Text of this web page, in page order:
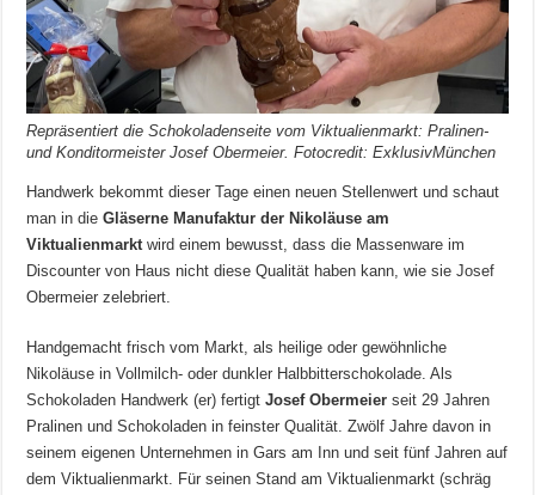
Repräsentiert die Schokoladenseite vom Viktualienmarkt: Pralinen-
und Konditormeister Josef Obermeier. Fotocredit: ExklusivMünchen
Handwerk bekommt dieser Tage einen neuen Stellenwert und schaut
man in dieGläserne Manufaktur der Nikoläuse am
Viktualienmarktwird einem bewusst, dass die Massenware im
Discounter von Haus nicht diese Qualität haben kann, wie sie Josef
Obermeier zelebriert.
Handgemacht frisch vom Markt, als heilige oder gewöhnliche
Nikoläuse in Vollmilch- oder dunkler Halbbitterschokolade. Als
Schokoladen Handwerk (er) fertigtJosef Obermeierseit 29 Jahren
Pralinen und Schokoladen in feinster Qualität. Zwölf Jahre davon in
seinem eigenen Unternehmen in Gars am Inn und seit fünf Jahren auf
dem Viktualienmarkt. Für seinen Stand am Viktualienmarkt (schräg